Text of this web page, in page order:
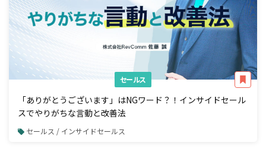
セールス
「ありがとうございます」はNGワード？！インサイドセール
スでやりがちな言動と改善法
セールス / インサイドセールス